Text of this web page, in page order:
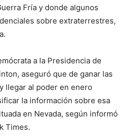
Fría y donde algunos
sobre extraterrestres,
a la Presidencia de
aseguró que de ganar las
llegar al poder en enero
la información sobre esa
en Nevada, según informó
Times.